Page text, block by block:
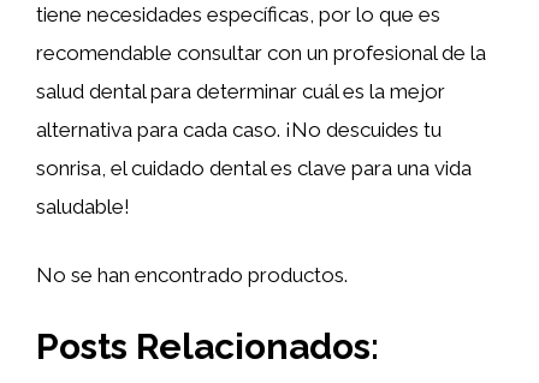
tiene necesidades específicas, por lo que es
recomendable consultar con un profesional de la
salud dental para determinar cuál es la mejor
alternativa para cada caso. ¡No descuides tu
sonrisa, el cuidado dental es clave para una vida
saludable!
No se han encontrado productos.
Posts Relacionados: